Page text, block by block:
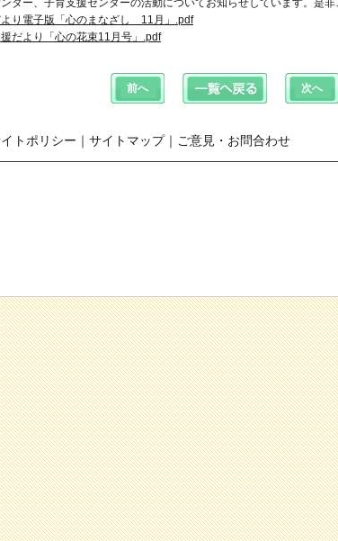
ター、子育支援センターの活動についてお知らせしています。是非
り電子版「心のまなざし 11月」.pdf
だより「心の花束11月号」.pdf
トポリシー ｜ サイトマップ｜ ご意見・お問合わせ